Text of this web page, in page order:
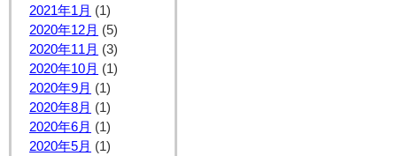
2021年1月 (1)
2020年12月 (5)
2020年11月 (3)
2020年10月 (1)
2020年9月 (1)
2020年8月 (1)
2020年6月 (1)
2020年5月 (1)